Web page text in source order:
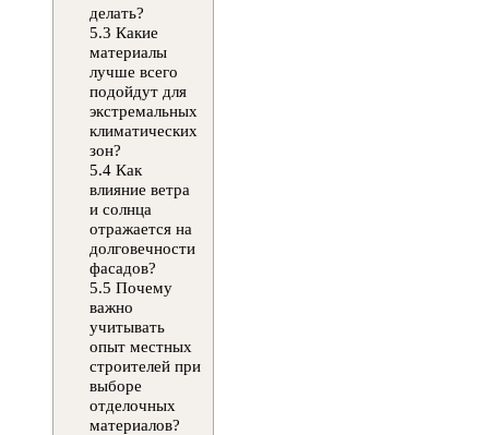
делать?
5.3 Какие
материалы
лучше всего
подойдут для
экстремальных
климатических
зон?
5.4Как
влияние ветра
и солнца
отражается на
долговечности
фасадов?
5.5 Почему
важно
учитывать
опыт местных
строителей при
выборе
отделочных
материалов?